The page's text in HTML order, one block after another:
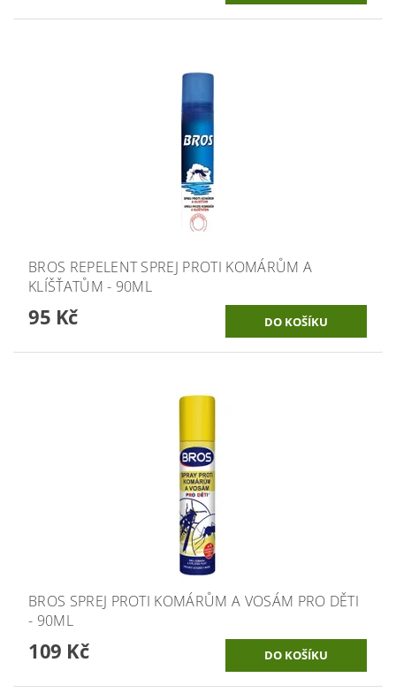
BROS REPELENT SPREJ PROTI KOMÁRŮM A
KLÍŠŤATŮM - 90ML
95 Kč
BROS SPREJ PROTI KOMÁRŮM A VOSÁM PRO DĚTI
- 90ML
109 Kč